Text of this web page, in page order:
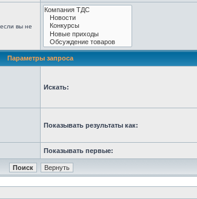
вы не
Параметры запроса
Искать:
Показывать результаты как:
Показывать первые: